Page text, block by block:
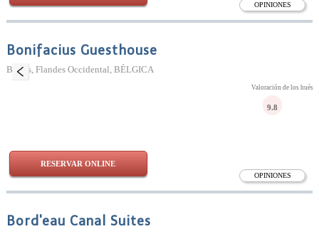
OPINIONES
Bonifacius Guesthouse
Brujas, Flandes Occidental, BÉLGICA
OPINIONES
Valoración de los
9.8
RESERVAR ONLINE
Bord'eau Canal Suites